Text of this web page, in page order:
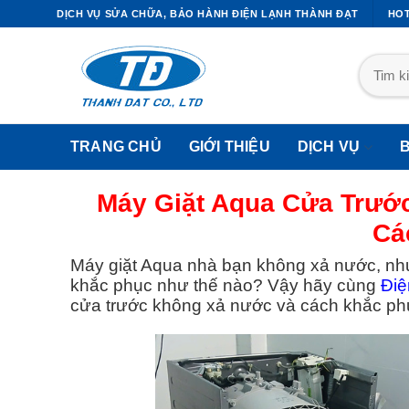
DỊCH VỤ SỬA CHỮA, BẢO HÀNH ĐIỆN LẠNH THÀNH ĐẠT
TRANG CHỦ GIỚI THIỆU DỊCH VỤ
Máy Giặt Aqua Cửa
Máy giặt Aqua nhà bạn không xả nước,
khắc phục như thế nào? Vậy hãy cùng
cửa trước không xả nước và cách khắc
ỐNG ĐỒNG MÁY LẠNH
Công Ống Đồng Máy Lạnh
Công Ống Đồng Máy Lạnh
DỊCH VỤ SỬA TỦ LẠNH
Sửa Tủ Lạnh Quận 1
Sửa Tủ Lạnh Quận 2
Sửa Tủ Lạnh Quận 3